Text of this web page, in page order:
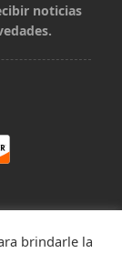
noticias
brindarle la